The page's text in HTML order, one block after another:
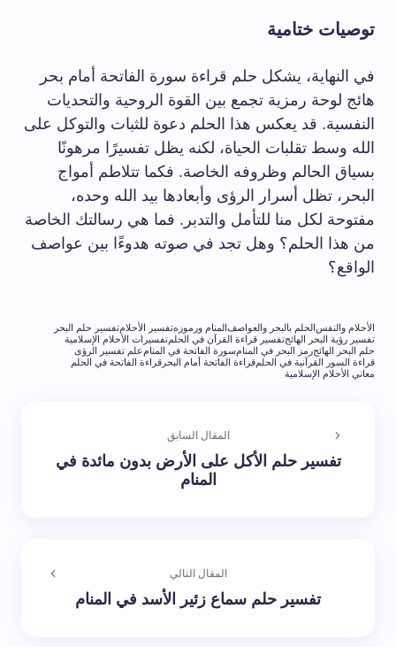
توصيات ختامية
في النهاية، يشكل حلم قراءة سورة الفاتحة أمام بحر
هائج لوحة رمزية تجمع بين القوة الروحية والتحديات
النفسية. قد يعكس هذا الحلم دعوة للثبات والتوكل على
الله وسط تقلبات الحياة، لكنه يظل تفسيرًا مرهونًا
بسياق الحالم وظروفه الخاصة. فكما تتلاطم أمواج
البحر، تظل أسرار الرؤى وأبعادها بيد الله وحده،
مفتوحة لكل منا للتأمل والتدبر. فما هي رسالتك الخاصة
من هذا الحلم؟ وهل تجد في صوته هدوءًا بين عواصف
الواقع؟
الأحلام والنفسالحلم بالبحر والعواصفالمنام ورموزهتفسير الأحلامتفسير حلم البحر
تفسير رؤية البحر الهائجتفسير قراءة القرآن في الحلمتفسيرات الأحلام الإسلامية
حلم البحر الهائجرمز البحر في المنامسورة الفاتحة في المنامعلم تفسير الرؤى
قراءة السور القرآنية في الحلمقراءة الفاتحة أمام البحر قراءة الفاتحة في الحلم
معاني الأحلام الإسلامية
المقال السابق
تفسير حلم الأكل على الأرض بدون مائدة في
المنام
المقال التالي
تفسير حلم سماع زئير الأسد في المنام